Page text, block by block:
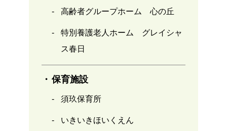
高齢者グループホーム 心の丘
特別養護老人ホーム グレイシャ
ス春日
保育施設
須玖保育所
いきいきほいくえん